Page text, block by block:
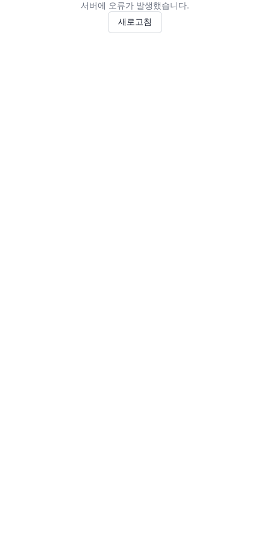
서버에 오류가 발생했습니다.
새로고침